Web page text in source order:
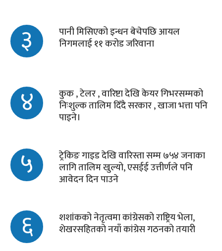
३ पानी मिसिएको इन्धन बेचेपछि आयल
निगमलाई ११ करोड जरिवाना
४ कुक , टेलर , वारिष्टा देखि केयर गिभरसम्मको
निःशुल्क तालिम दिँदै सरकार , खाजा भत्ता पनि
पाइने।
५ ट्रेकिङ गाइड देखि वारिस्ता सम्म ७५४ जनाका
लागि तालिम खुल्यो, एसईई उत्तीर्णले पनि
आवेदन दिन पाउने
६ शशांकको नेतृत्वमा कांग्रेसको राष्ट्रिय भेला,
शेखरसहितको नयाँ कांग्रेस गठनको तयारी